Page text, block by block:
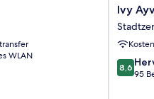
WLAN
Ivy
Ayvalik
Coffee
&
Wine
&
Ivy
8.6
von
8,6
95